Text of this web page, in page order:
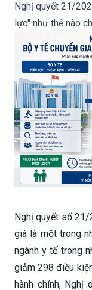
Nghị quyết 21/
lực" như thế nào
Nghị quyết số
giá là một trong
ngành y tế trong
giảm 298 điều
hành chính, Nghị